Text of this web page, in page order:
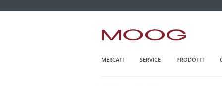
MERCATI SERVICE PRODOTTI